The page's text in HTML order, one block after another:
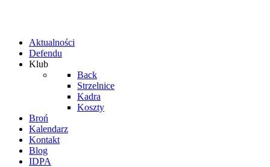
Aktualności
Defendu
Klub
Back
Strzelnice
Kadra
Koszty
Broń
Kalendarz
Kontakt
Blog
IDPA